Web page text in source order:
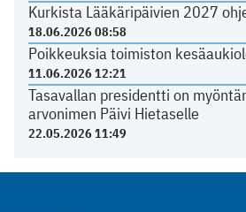
Kurkista Lääkäripäivien 2027
18.06.2026 08:58
Poikkeuksia toimiston
11.06.2026 12:21
Tasavallan presidentti on
arvonimen Päivi Hietaselle
22.05.2026 11:49